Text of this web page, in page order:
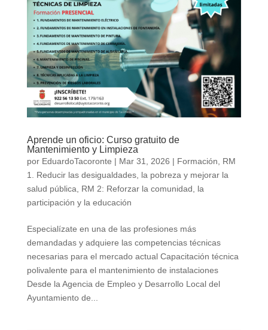
Aprende un oficio: Curso gratuito de
Mantenimiento y Limpieza
por EduardoTacoronte | Mar 31, 2026 | Formación, RM
1. Reducir las desigualdades, la pobreza y mejorar la
salud pública, RM 2: Reforzar la comunidad, la
participación y la educación
Especialízate en una de las profesiones más
demandadas y adquiere las competencias técnicas
necesarias para el mercado actual Capacitación técnica
polivalente para el mantenimiento de instalaciones
Desde la Agencia de Empleo y Desarrollo Local del
Ayuntamiento de...